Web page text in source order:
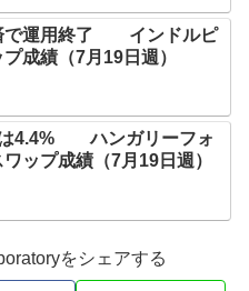
で運用終了 インドルピ
成績（7月19日週）
は4.4% ハンガリーフォ
ップ成績（7月19日週）
をシェアする